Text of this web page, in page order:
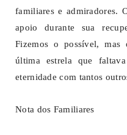
familiares e admiradores.
apoio durante sua
Fizemos o possível,
última estrela que
eternidade com tantos
Nota dos Familiares